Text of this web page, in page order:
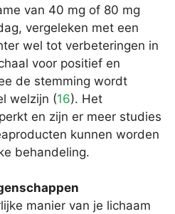
van 40 mg of 80 mg
vergeleken met een
wel tot verbeteringen in
voor positief en
de stemming wordt
welzijn (16). Het
en zijn er meer studies
kunnen worden
behandeling.
manier van je lichaam